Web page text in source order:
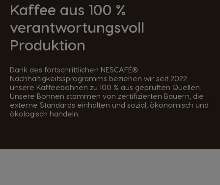
Kaffee aus 100 %
verantwortungsvoll
Produktion
Dank des fortschrittlichen NESCAFÉ®
Nachhaltigkeitssprogramms beziehen wir seit 2022
unsere Kaffeebohnen zu 100 % aus geprüften Quellen.
Unsere Bohnen stammen von zertifizierten Bauern, die
externe Standards einhalten und sozial, ökonomisch und
ökologisch handeln.